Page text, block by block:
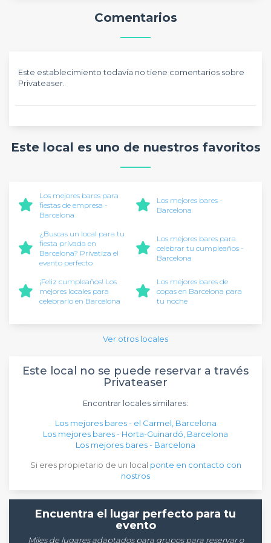
Comentarios
Este establecimiento todavía no tiene comentarios sobre
Privateaser.
Este local es uno de nuestros favoritos
Los mejores bares para
fiestas de empresa -
Barcelona
Los mejores bares -
Barcelona
¿Buscas un local para tu
fiesta privada en
Barcelona? Privatiza el
evento perfecto
Los mejores bares para
celebrar tu cumpleaños -
Barcelona
¡Feliz cumpleaños! Los
mejores locales para
celebrarlo en Barcelona
Los mejores bares de
copas en Barcelona para
tu noche
Ver otros locales
Este local no se puede reservar a través
Privateaser
Encontrar locales similares:
Los mejores bares - el Carmel, Barcelona
Los mejores bares - Horta-Guinardó, Barcelona
Los mejores bares - Barcelona
Si eres propietario de un local ponte en contacto con
nostros
Encuentra el lugar perfecto para tu
evento
Miles de lugares adaptados para grupos para reservar o